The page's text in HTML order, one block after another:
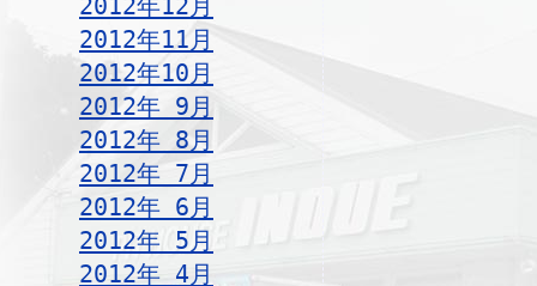
2012年12月
2012年11月
2012年10月
2012年 9月
2012年 8月
2012年 7月
2012年 6月
2012年 5月
2012年 4月